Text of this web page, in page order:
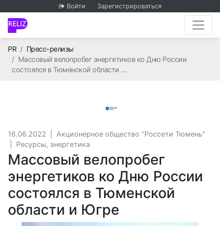
Войти Зарегистрироваться
PRГлавная
Пресс-релизы
Массовый велопробег энергетиков ко Дню России
состоялся в Тюменской области …
16.06.2022
Акционерное общество "Россети Тюмень"
Ресурсы, энергетика
Массовый велопробег
энергетиков ко Дню России
состоялся в Тюменской
области и Югре